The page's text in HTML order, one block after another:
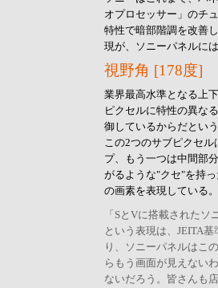
オプロセッサー」のチ
特性で暗部階調を改善
現が、ソニーパネルには
視野角 [178度]
業界最高水準となる上
ピクセルに特性の異な
御しているからだという
この2つのサブピクセ
プ、もう一つは中間部
がるような"クセ"を持
の画素を表現している。
「SとVに搭載された
という表現は、JEITA
り、ソニーパネルはこ
らもう画面が見えない
ないだろう。皆さんも